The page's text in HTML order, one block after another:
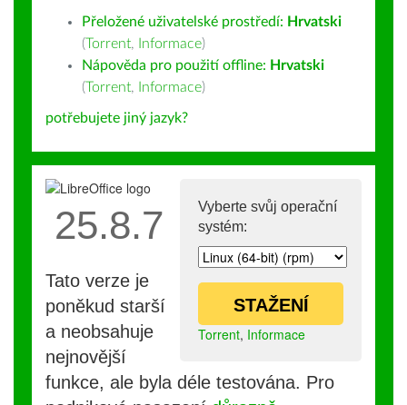
Přeložené uživatelské prostředí: Hrvatski
(Torrent, Informace)
Nápověda pro použití offline: Hrvatski
(Torrent, Informace)
potřebujete jiný jazyk?
Vyberte svůj operační
systém:
STAŽENÍ
Torrent, Informace
25.8.7
Tato verze je
poněkud starší
a neobsahuje
nejnovější
funkce, ale byla déle testována. Pro